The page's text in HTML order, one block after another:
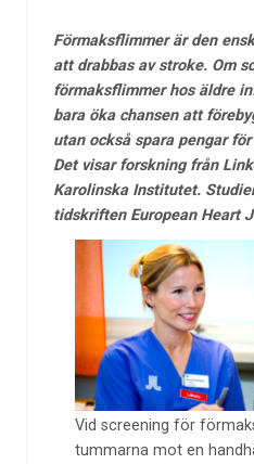
Förmaksflimmer är den
att drabbas av stroke. Om
förmaksflimmer hos äldre
bara öka chansen att
utan också spara pengar
Det visar forskning från
Karolinska Institutet.
tidskriften European Heart
Vid screening för
tummarna mot en